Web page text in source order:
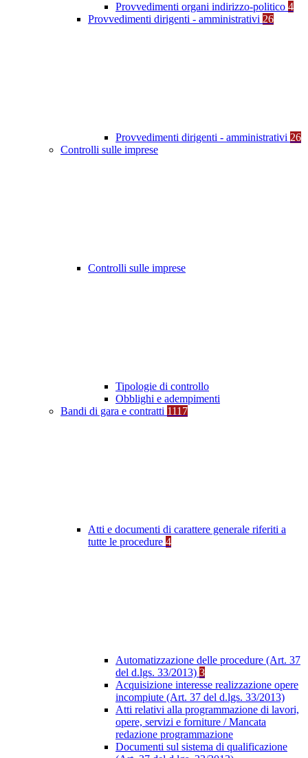
Provvedimenti organi indirizzo-politico 4
Provvedimenti dirigenti - amministrativi 26
Provvedimenti dirigenti - amministrativi 26
Controlli sulle imprese
Controlli sulle imprese
Tipologie di controllo
Obblighi e adempimenti
Bandi di gara e contratti 1117
Atti e documenti di carattere generale riferiti a
tutte le procedure 4
Automatizzazione delle procedure (Art. 37
del d.lgs. 33/2013) 3
Acquisizione interesse realizzazione opere
incompiute (Art. 37 del d.lgs. 33/2013)
Atti relativi alla programmazione di lavori,
opere, servizi e forniture / Mancata
redazione programmazione
Documenti sul sistema di qualificazione